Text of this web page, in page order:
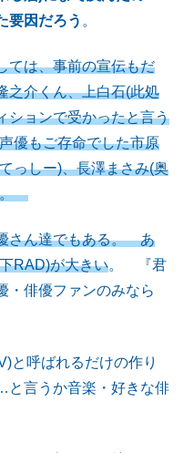
要因だろう 。
ては、事前の宣伝もだ
之介くん、上白石(此処
ションで受かったと言う
優もご存命でした市原
っしー)、長澤まさみ(奥
。
さん達でもある。 あ
RAD)が大きい。 『君
・俳優ファンのみなら
と呼ばれるだけの作り
言うか音楽・好きな俳